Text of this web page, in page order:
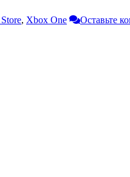
, Xbox One Оставьте